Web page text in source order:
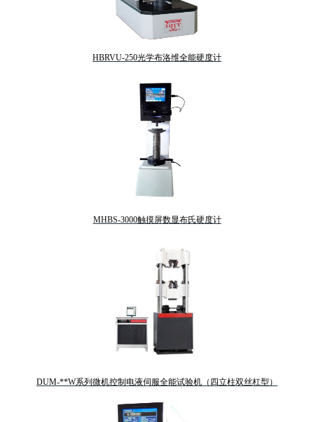
HBRVU-250光学布洛维全能硬度计
MHBS-3000触摸屏数显布氏硬度计
DUM-**W系列微机控制电液伺服全能试验机（四立柱双丝杠型）